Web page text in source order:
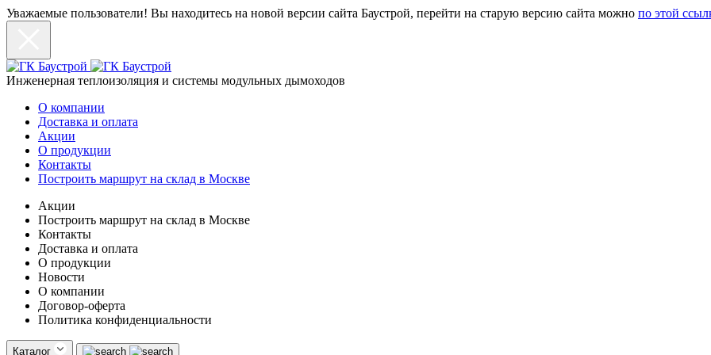
Уважаемые пользователи! Вы находитесь на новой версии сайта Баустрой, перейти на старую версию сайта можно по этой
Инженерная теплоизоляция и системы модульных дымоходов
О компании
Доставка и оплата
Акции
О продукции
Контакты
Построить маршрут на склад в Москве
Акции
Построить маршрут на склад в Москве
Контакты
Доставка и оплата
О продукции
Новости
О компании
Договор-оферта
Политика конфиденциальности
Каталог